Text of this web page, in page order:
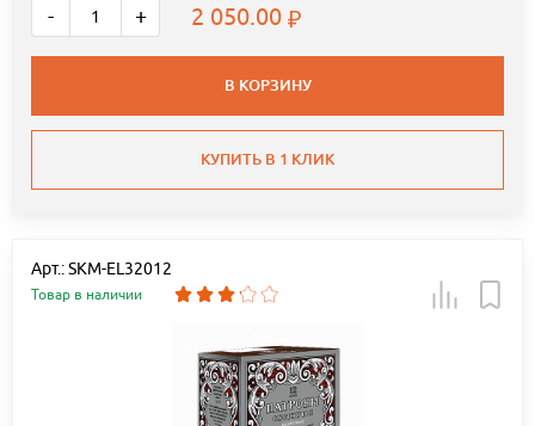
- + 2 050.00
В КОРЗИНУ
КУПИТЬ В 1 КЛИК
Арт.: SKM-EL32012
Товар в наличии